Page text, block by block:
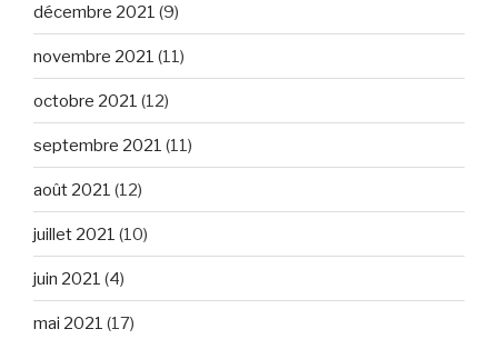
décembre 2021 (9)
novembre 2021 (11)
octobre 2021 (12)
septembre 2021 (11)
août 2021 (12)
juillet 2021 (10)
juin 2021 (4)
mai 2021 (17)